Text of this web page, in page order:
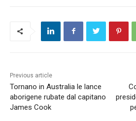
Previous article
Tornano in Australia le lance
aborigene rubate dal capitano
James Cook